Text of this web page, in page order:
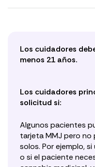
Los cuidadores
menos 21 años.
Los cuidadores
solicitud si:
Algunos pacientes
tarjeta MMJ pero no
solos. Por ejemplo,
o si el paciente